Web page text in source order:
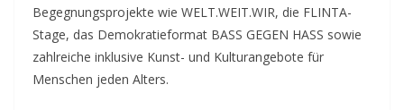
Begegnungsprojekte wie WELT.WEIT.WIR, die FLINTA-
Stage, das Demokratieformat BASS GEGEN HASS sowie
zahlreiche inklusive Kunst- und Kulturangebote für
Menschen jeden Alters.